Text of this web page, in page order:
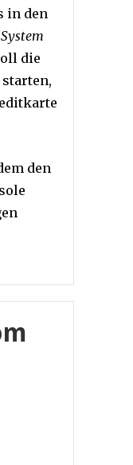
in den
die
den